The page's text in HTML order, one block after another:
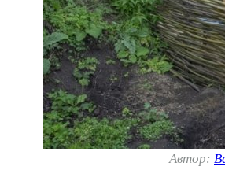
Автор: